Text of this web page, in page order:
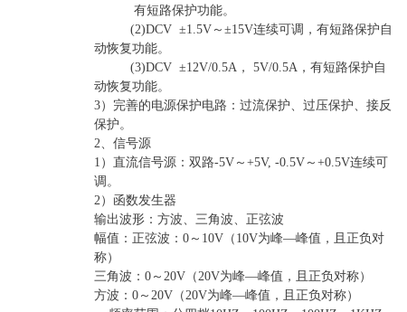
有短路保护功能。
(2)DCV ±1.5V～±15V连续可调，有短路保护自
动恢复功能。
(3)DCV ±12V/0.5A， 5V/0.5A，有短路保护自
动恢复功能。
3）完善的电源保护电路：过流保护、过压保护、接反
保护。
2、信号源
1）直流信号源：双路-5V～+5V, -0.5V～+0.5V连续可
调。
2）函数发生器
输出波形：方波、三角波、正弦波
幅值：正弦波：0～10V（10V为峰—峰值，且正负对
称）
三角波：0～20V（20V为峰—峰值，且正负对称）
方波：0～20V（20V为峰—峰值，且正负对称）